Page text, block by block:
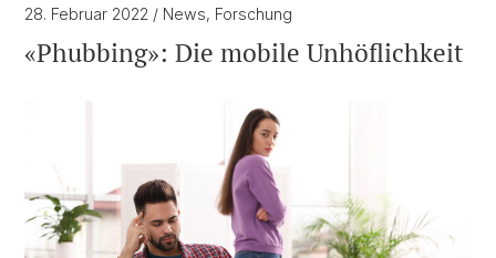
28. Februar 2022 / News, Forschung
«Phubbing»: Die mobile Unhöflichkeit